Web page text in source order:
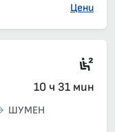
Цени
10 ч 31 мин
ШУМЕН